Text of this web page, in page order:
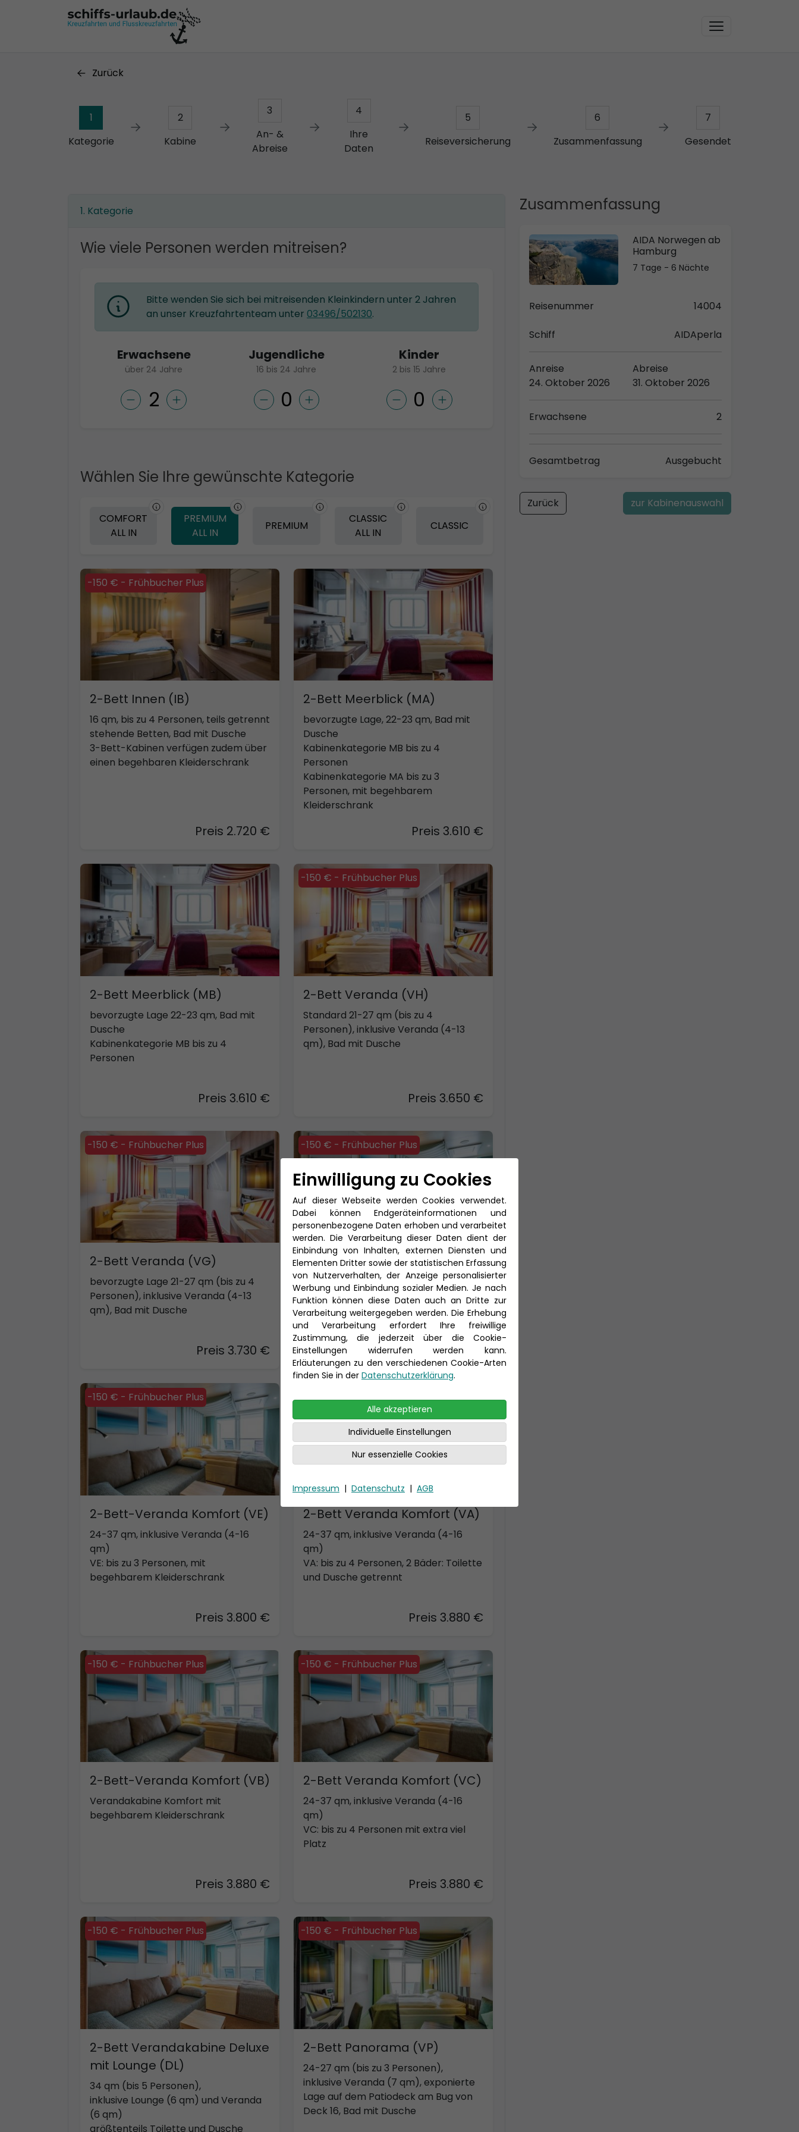
Zurück
1
Kategorie
2
Kabine
3
An- &
Abreise
4
Ihre
Daten
5
Reiseversicherung
6
Zusammenfassung
7
Gesendet
Zusammenfassung
AIDA Norwegen ab
Hamburg
7 Tage - 6 Nächte
Reisenummer 14004
Schiff AIDAperla
Anreise
24. Oktober 2026
Abreise
31. Oktober 2026
Erwachsene 2
Gesamtbetrag Ausgebucht
Zurück zur Kabinenauswahl
Kategorie
Wie viele Personen werden mitreisen?
Bitte wenden Sie sich bei mitreisenden Kleinkindern unter 2 Jahren
an unser Kreuzfahrtenteam unter 03496/502130.
Erwachsene
über 24 Jahre
Jugendliche
16 bis 24 Jahre
Kinder
2 bis 15 Jahre
Wählen Sie Ihre gewünschte Kategorie
COMFORT
ALL IN
PREMIUM
ALL IN
PREMIUM
CLASSIC
ALL IN
CLASSIC
-150 € - Frühbucher Plus
2-Bett Innen (IB)
16 qm, bis zu 4 Personen, teils getrennt
stehende Betten, Bad mit Dusche
3-Bett-Kabinen verfügen zudem über
einen begehbaren Kleiderschrank
Preis 2.720 €
2-Bett Meerblick (MA)
bevorzugte Lage, 22-23 qm, Bad mit
Dusche
Kabinenkategorie MB bis zu 4
Personen
Kabinenkategorie MA bis zu 3
Personen, mit begehbarem
Kleiderschrank
Preis 3.610 €
2-Bett Meerblick (MB)
bevorzugte Lage 22-23 qm, Bad mit
Dusche
Kabinenkategorie MB bis zu 4
Personen
Preis 3.610 €
-150 € - Frühbucher Plus
2-Bett Veranda (VH)
Standard 21-27 qm (bis zu 4
Personen), inklusive Veranda (4-13
qm), Bad mit Dusche
Preis 3.650 €
-150 € - Frühbucher Plus
2-Bett Veranda (VG)
bevorzugte Lage 21-27 qm (bis zu 4
Personen), inklusive Veranda (4-13
qm), Bad mit Dusche
Preis 3.730 €
-150 € - Frühbucher Plus
2-Bett Veranda Komfort (VD)
24-37 qm, inklusive Veranda (4-16
qm)
VD: bis zu 4 Personen, 2 Bäder: Toilette
und Dusche getrennt
Preis 3.800 €
-150 € - Frühbucher Plus
2-Bett-Veranda Komfort (VE)
24-37 qm, inklusive Veranda (4-16
qm)
VE: bis zu 3 Personen, mit
begehbarem Kleiderschrank
Preis 3.800 €
-150 € - Frühbucher Plus
2-Bett Veranda Komfort (VA)
24-37 qm, inklusive Veranda (4-16
qm)
VA: bis zu 4 Personen, 2 Bäder: Toilette
und Dusche getrennt
Preis 3.880 €
-150 € - Frühbucher Plus
2-Bett-Veranda Komfort (VB)
Verandakabine Komfort mit
begehbarem Kleiderschrank
Preis 3.880 €
-150 € - Frühbucher Plus
2-Bett Veranda Komfort (VC)
24-37 qm, inklusive Veranda (4-16
qm)
VC: bis zu 4 Personen mit extra viel
Platz
Preis 3.880 €
-150 € - Frühbucher Plus
2-Bett Verandakabine Deluxe
mit Lounge (DL)
34 qm (bis 5 Personen),
inklusive Lounge (6 qm) und Veranda
(6 qm)
größtenteils Toilette und Dusche
-150 € - Frühbucher Plus
2-Bett Panorama (VP)
24-27 qm (bis zu 3 Personen),
inklusive Veranda (7 qm), exponierte
Lage auf dem Patiodeck am Bug von
Deck 16, Bad mit Dusche
Einwilligung zu Cookies
Auf dieser Webseite werden Cookies verwendet.
Dabei können Endgeräteinformationen und
personenbezogene Daten erhoben und verarbeitet
werden. Die Verarbeitung dieser Daten dient der
Einbindung von Inhalten, externen Diensten und
Elementen Dritter sowie der statistischen Erfassung
von Nutzerverhalten, der Anzeige personalisierter
Werbung und Einbindung sozialer Medien. Je nach
Funktion können diese Daten auch an Dritte zur
Verarbeitung weitergegeben werden. Die Erhebung
und Verarbeitung erfordert Ihre freiwillige
Zustimmung, die jederzeit über die Cookie-
Einstellungen widerrufen werden kann.
Erläuterungen zu den verschiedenen Cookie-Arten
finden Sie in der Datenschutzerklärung.
Alle akzeptieren
Individuelle Einstellungen
Nur essenzielle Cookies
Impressum | Datenschutz | AGB